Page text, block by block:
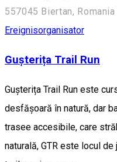
557045 Biertan, Romania
Ereignisorganisator
Gușterița Trail Run
Gușterița Trail Run este
desfășoară în natură, dar
trasee accesibile, care
naturală, GTR este locul